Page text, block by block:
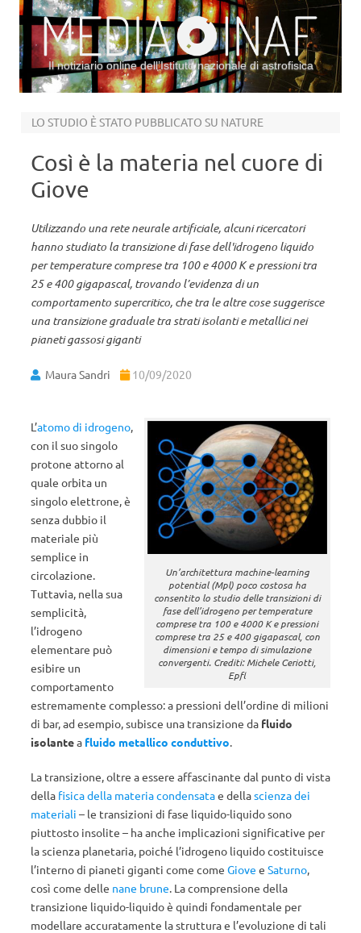
Il notiziario online dell’Istituto nazionale di astrofisica
LO STUDIO È STATO PUBBLICATO SU NATURE
Così è la materia nel cuore di
Giove
Utilizzando una rete neurale artificiale, alcuni ricercatori
hanno studiato la transizione di fase dell'idrogeno liquido
per temperature comprese tra 100 e 4000 K e pressioni tra
25 e 400 gigapascal, trovando l’evidenza di un
comportamento supercritico, che tra le altre cose suggerisce
una transizione graduale tra strati isolanti e metallici nei
pianeti gassosi giganti
Maura Sandri 10/09/2020
Un’architettura machine-learning
potential (Mpl) poco costosa ha
consentito lo studio delle transizioni di
fase dell’idrogeno per temperature
comprese tra 100 e 4000 K e pressioni
comprese tra 25 e 400 gigapascal, con
dimensioni e tempo di simulazione
convergenti. Crediti: Michele Ceriotti,
Epfl
L’atomo di idrogeno,
con il suo singolo
protone attorno al
quale orbita un
singolo elettrone, è
senza dubbio il
materiale più
semplice in
circolazione.
Tuttavia, nella sua
semplicità,
l’idrogeno
elementare può
esibire un
comportamento
estremamente complesso: a pressioni dell’ordine di milioni
di bar, ad esempio, subisce una transizione da fluido
isolantea fluido metallico conduttivo.
La transizione, oltre a essere affascinante dal punto di vista
della fisica della materia condensatae dellascienza dei
materiali – le transizioni di fase liquido-liquido sono
piuttosto insolite – ha anche implicazioni significative per
la scienza planetaria, poiché l’idrogeno liquido costituisce
l’interno di pianeti giganti come come Giove e Saturno,
così come delle nane brune. La comprensione della
transizione liquido-liquido è quindi fondamentale per
modellare accuratamente la struttura e l’evoluzione di tali